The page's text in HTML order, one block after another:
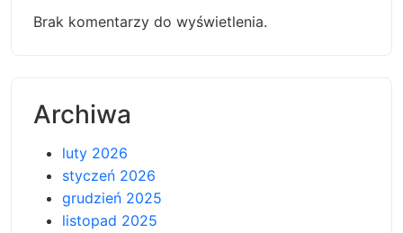
Brak komentarzy do wyświetlenia.
Archiwa
luty 2026
styczeń 2026
grudzień 2025
listopad 2025